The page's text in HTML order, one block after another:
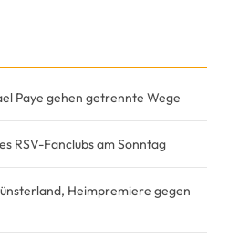
Paye gehen getrennte Wege
RSV-Fanclubs am Sonntag
Heimpremiere gegen